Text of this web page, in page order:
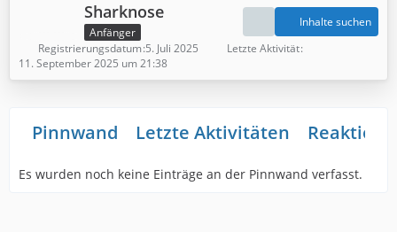
Sharknose
Anfänger
Inhalte suchen
Registrierungsdatum 5. Juli 2025
Letzte Aktivität
11. September 2025 um 21:38
Pinnwand Letzte Aktivitäten
Es wurden noch keine Einträge an der Pinnwand verfasst.